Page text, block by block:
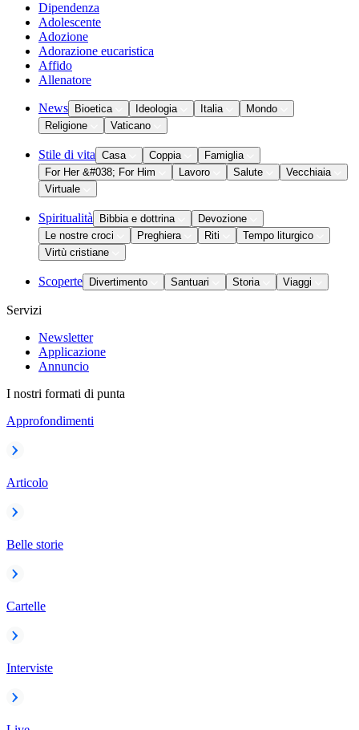
Dipendenza
Adolescente
Adozione
Adorazione eucaristica
Affido
Allenatore
News Bioetica Ideologia Italia
Mondo
Religione
Vaticano
Stile di vita Casa Coppia
Famiglia
For Her &#038; For Him
Lavoro Salute
Vecchiaia
Virtuale
Spiritualità Bibbia e dottrina
Devozione
Le nostre croci
Preghiera Riti
Tempo liturgico
Virtù cristiane
Scoperte Divertimento Santuari Storia Viaggi
Servizi
Newsletter
Applicazione
Annuncio
I nostri formati di punta
Approfondimenti
Articolo
Belle storie
Cartelle
Interviste